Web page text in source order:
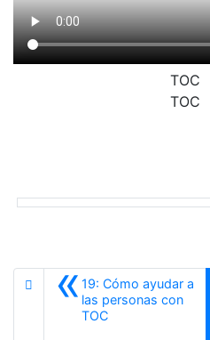
TOC
TOC
«19: Cómo ayudar a
las personas con
TOCAnterior